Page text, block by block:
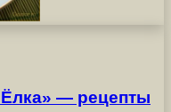
— рецепты